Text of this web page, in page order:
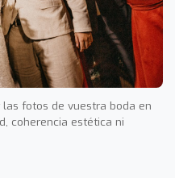
fotos de vuestra boda en
coherencia estética ni